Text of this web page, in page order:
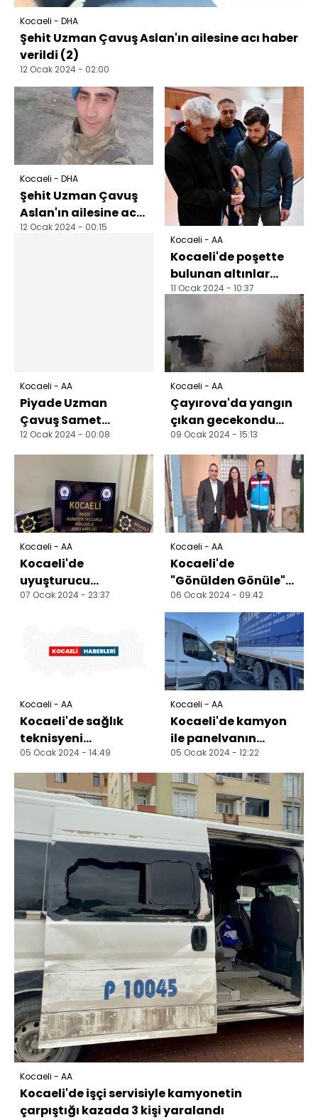
Kocaeli - DHA
Şehit Uzman Çavuş Aslan'ın ailesine acı haber
verildi (2)
12 Ocak 2024 - 02:00
Kocaeli - DHA
Şehit Uzman Çavuş
Aslan'ın ailesine acı
haber verildi
12 Ocak 2024 - 00:15
Kocaeli - AA
Piyade Uzman
Çavuş Samet
Aslan'ın şehadet
haberi Kocaeli'deki
12 Ocak 2024 - 00:08
Kocaeli - AA
Kocaeli'de poşette
bulunan altınlar
sahibine teslim
11 Ocak 2024 - 10:37
Kocaeli - AA
Çayırova'da yangın
çıkan gecekondu
kullanılamaz hale
geldi
09 Ocak 2024 - 15:13
Kocaeli - AA
Kocaeli'de
uyuşturucu
operasyonunda
07 Ocak 2024 - 23:37
Kocaeli - AA
Kocaeli'de
"Gönülden Gönüle"
projesiyle hane
ziyaretleri sürüyor
06 Ocak 2024 - 09:42
Kocaeli - AA
Kocaeli'de sağlık
teknisyeni
organlarıyla 6
hastaya umut
olacak
05 Ocak 2024 - 14:49
Kocaeli - AA
Kocaeli'de kamyon
ile panelvanın
çarpıştığı kazada 1
kişi yaralandı
05 Ocak 2024 - 12:22
Kocaeli - AA
Kocaeli'de işçi servisiyle kamyonetin
çarpıştığı kazada 3 kişi yaralandı